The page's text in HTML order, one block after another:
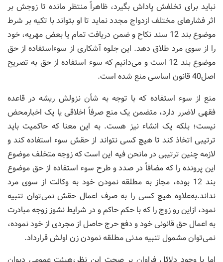
نباید برای تخلفش پاداش بگیرد، ظاهراً منتظر مانده تا زوجش بر
اثر فشارهای مختلف ازدواج مجدد نماید تا او بتواند با تکیه بر شرط
موضوع بند 12 سند نکاح و ضمن دریافت تمام یا بعض مهریه، خود
را از سوی مرد طلاق دهد. این جلوه آشکاری از سوءاستفاده از حق
موضوع بند 12 است و می‌دانیم که سوء استفاده از حق به تصریح
اصل40 قانون اساسی منع شده است.
منع از سوء استفاده که با توجه به شأن نزولش ریشه در قاعده
فقهی لاضرر دارد، متضمن یک منع صرفاً اخلاقی یا یک اخبارمحض
نیست؛ بلکه یک انشاء نیز هست. به این معنا که حاکمیت باید
ترتیبی اتخاذ کند تا هیچ کسی نتواند از حقش سوء استفاده کند و
لازمه چنین ترتیبی در مانحن فیه این است که زوجه متخلف موضوع
این پرونده را که مضافاً در صدد و طرح سوء استفاده از حق موضوع
بند 12 بوده، مجاز به مطلقه نمودن خود به وکالت از سوی مرد
نداند.به‌علاوه هیچ کسی را به صرف اعمال حقش نمی‌توان تنبیه
نمود، ازاین رو زوج را که با حکم حاکم و در شرایط نشوز زوجه مبادرت
به اعمال حق قانونی خود و دفع حرج حاصل از مجردی از خود نموده،
نمی‌توان مشمول تنبیه مدنی مطلقه نمودن زن اولش قرارداد.